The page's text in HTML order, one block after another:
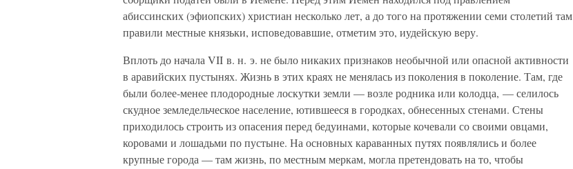
абиссинских (эфиопских) христиан несколько лет, а до того на протяжении семи столетий там
правили местные князьки, исповедовавшие, отметим это, иудейскую веру.
Вплоть до начала VII в. н. э. не было никаких признаков необычной или опасной активности
в аравийских пустынях. Жизнь в этих краях не менялась из поколения в поколение. Там, где
были более-менее плодородные лоскутки земли — возле родника или колодца, — селилось
скудное земледельческое население, ютившееся в городках, обнесенных стенами. Стены
приходилось строить из опасения перед бедуинами, которые кочевали со своими овцами,
коровами и лошадьми по пустыне. На основных караванных путях появлялись и более
крупные города — там жизнь, по местным меркам, могла претендовать на то, чтобы